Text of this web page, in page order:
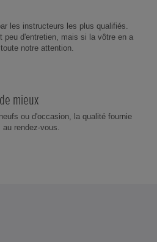
les instructeurs les plus qualifiés.
peu d'entretien, mais si la vôtre en a
notre attention.
mieux
ou d'occasion, la qualité fournie
au rendez-vous.